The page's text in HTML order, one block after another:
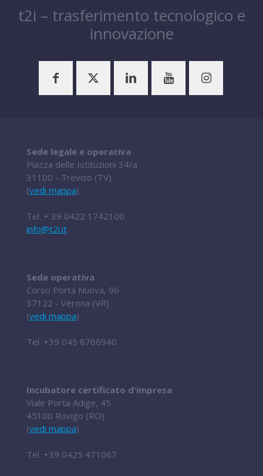
t2i – trasferimento tecnologico e
innovazione
Sede legale e operativa
Piazza delle Istituzioni 34/a
31100 - Treviso (TV)
(vedi mappa)
Tel. + 39 0422 1742100
info@t2i.it
Sede operativa
Corso Porta Nuova, 96
37122 - Verona (VR)
(vedi mappa)
Tel. +39 045 8766940
Incubatore certificato d'impresa
Viale Porta Adige, 45
45100 Rovigo (RO)
(vedi mappa)
Tel. +39 0425 471067